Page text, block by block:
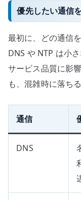
優先したい通信
最初に、どの通信
DNS や NTP は小
サービス品質に影
も、混雑時に落ち
通信
DNS